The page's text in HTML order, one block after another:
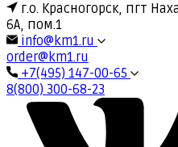
г.о. Красногорск, пгт
6А, пом.1
info@km1.ru
order@km1.ru
+7(495) 147-00-65
8(800) 300-68-23